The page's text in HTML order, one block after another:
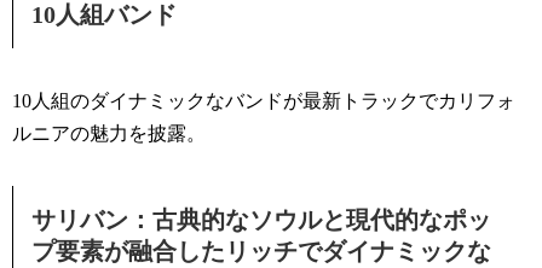
10人組バンド
10人組のダイナミックなバンドが最新トラックでカリフォ
ルニアの魅力を披露。
サリバン：古典的なソウルと現代的なポッ
プ要素が融合したリッチでダイナミックな